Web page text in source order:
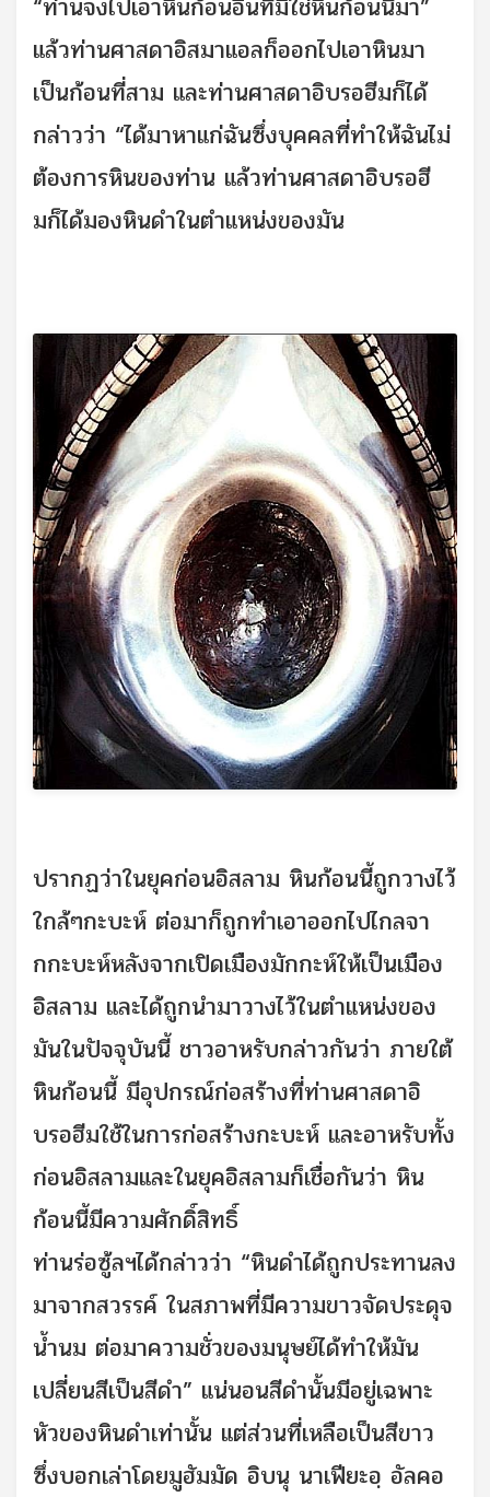
“ท่านจงไปเอาหินก้อนอื่นที่มิใช่หินก้อนนี้มา”
แล้วท่านศาสดาอิสมาแอลก็ออกไปเอาหินมา
เป็นก้อนที่สาม และท่านศาสดาอิบรอฮีมก็ได้
กล่าวว่า “ได้มาหาแก่ฉันซึ่งบุคคลที่ทำให้ฉันไม่
ต้องการหินของท่าน แล้วท่านศาสดาอิบรอฮี
มก็ได้มองหินดำในตำแหน่งของมัน
ปรากฏว่าในยุคก่อนอิสลาม หินก้อนนี้ถูกวางไว้
ใกล้ๆกะบะห์ ต่อมาก็ถูกทำเอาออกไปไกลจา
กกะบะห์หลังจากเปิดเมืองมักกะห์ให้เป็นเมือง
อิสลาม และได้ถูกนำมาวางไว้ในตำแหน่งของ
มันในปัจจุบันนี้ ชาวอาหรับกล่าวกันว่า ภายใต้
หินก้อนนี้ มีอุปกรณ์ก่อสร้างที่ท่านศาสดาอิ
บรอฮีมใช้ในการก่อสร้างกะบะห์ และอาหรับทั้ง
ก่อนอิสลามและในยุคอิสลามก็เชื่อกันว่า หิน
ก้อนนี้มีความศักดิ์สิทธิ์
ท่านร่อซู้ลฯได้กล่าวว่า “หินดำได้ถูกประทานลง
มาจากสวรรค์ ในสภาพที่มีความขาวจัดประดุจ
น้ำนม ต่อมาความชั่วของมนุษย์ได้ทำให้มัน
เปลี่ยนสีเป็นสีดำ” แน่นอนสีดำนั้นมีอยู่เฉพาะ
หัวของหินดำเท่านั้น แต่ส่วนที่เหลือเป็นสีขาว
ซึ่งบอกเล่าโดยมูฮัมมัด อิบนุ นาเฟียะอฺ อัลคอ